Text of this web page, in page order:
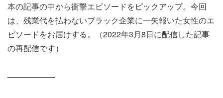
本の記事の中から衝撃エピソードをピックアップ。今回
は、残業代を払わないブラック企業に一矢報いた女性のエ
ピソードをお届けする。（2022年3月8日に配信した記事
の再配信です）
――――――